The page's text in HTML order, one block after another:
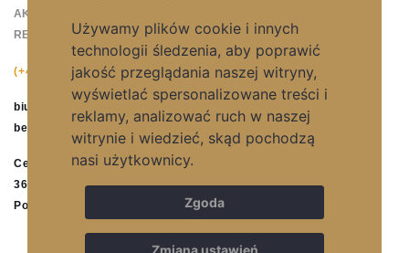
Używamy plików cookie i innych
technologii śledzenia, aby poprawić
jakość przeglądania naszej witryny,
wyświetlać spersonalizowane treści i
reklamy, analizować ruch w naszej
witrynie i wiedzieć, skąd pochodzą
nasi użytkownicy.
Zgoda
Zmiana ustawień
AKTUALNOŚCI
REGULAMIN SKLEPU INTERNETOWEGO
(+48) 17 77 28 761
biuro@betmar.pl
betmar@betmar.pl
Centralna 44
36-051 Górno
Polska